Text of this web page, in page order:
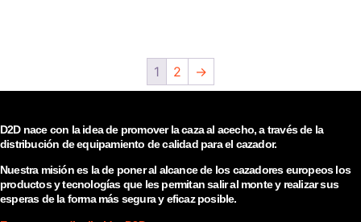
en
la
de
producto
1 2 →
D2D nace con la idea de promover la caza al acecho, a través de la
distribución de equipamiento de calidad para el cazador.
Nuestra misión es la de poner al alcance de los cazadores europeos los
productos y tecnologías que les permitan salir al monte y realizar sus
esperas de la forma más segura y eficaz posible.